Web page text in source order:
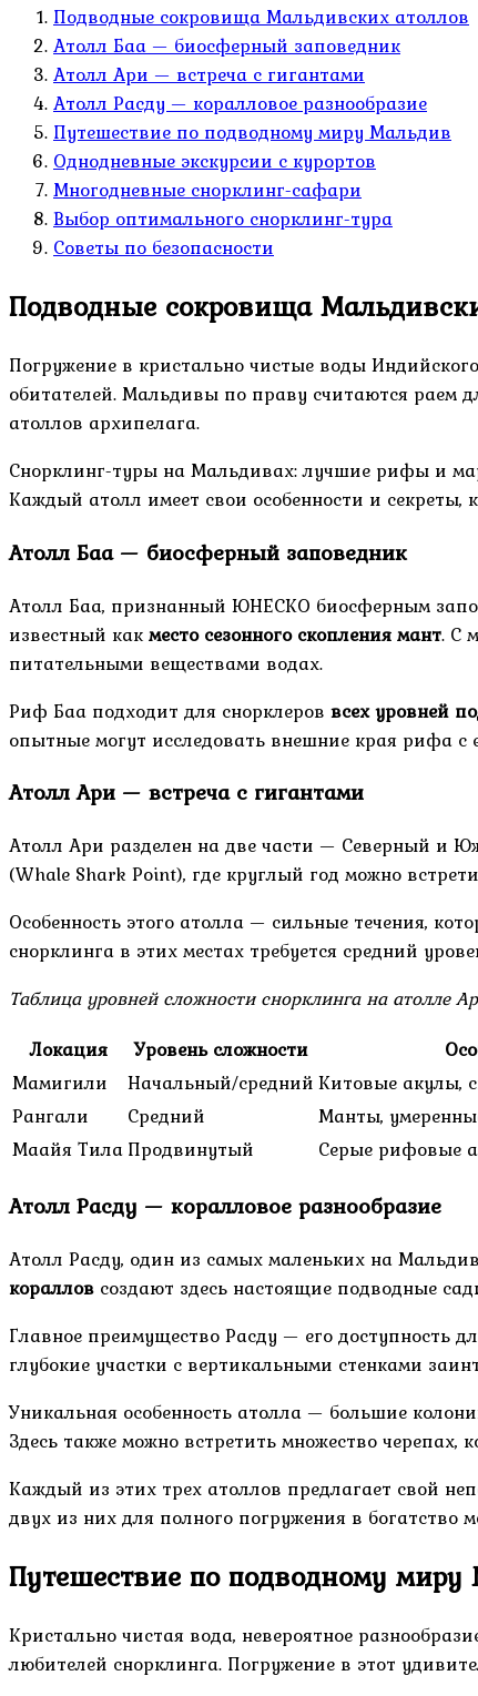
Подводные сокровища Мальдивских атоллов
Атолл Баа — биосферный заповедник
Атолл Ари — встреча с гигантами
Атолл Расду — коралловое разнообразие
Путешествие по подводному миру Мальдив
Однодневные экскурсии с курортов
Многодневные снорклинг-сафари
Выбор оптимального снорклинг-тура
Советы по безопасности
Подводные сокровища
Погружение в кристально чистые воды
обитателей. Мальдивы по праву считаются раем
атоллов архипелага.
Снорклинг-туры на Мальдивах: лучшие рифы и
Каждый атолл имеет свои особенности и
Атолл Баа — биосферный заповедник
Атолл Баа, признанный ЮНЕСКО биосферным
известный какместо сезонного скопления мант. С
питательными веществами водах.
Риф Баа подходит для снорклеров всех уровней
опытные могут исследовать внешние края рифа
Атолл Ари — встреча с гигантами
Атолл Ари разделен на две части — Северный и
(Whale Shark Point), где круглый год можно
Особенность этого атолла — сильные течения,
снорклинга в этих местах требуется средний
Таблица уровней сложности снорклинга на атолле
Локация
Уровень сложности
Мамигили
Начальный/среднийКитовые акулы,
Рангали
Средний
Манты,
Маайя ТилаПродвинутый Серые рифовые
Атолл Расду — коралловое разнообразие
Атолл Расду, один из самых маленьких на
кораллов создают здесь настоящие подводные
Главное преимущество Расду — его доступность
глубокие участки с вертикальными стенками
Уникальная особенность атолла — большие
Здесь также можно встретить множество
Каждый из этих трех атоллов предлагает свой
двух из них для полного погружения в богатство
Путешествие по подводному
Кристально чистая вода, невероятное
любителей снорклинга. Погружение в этот